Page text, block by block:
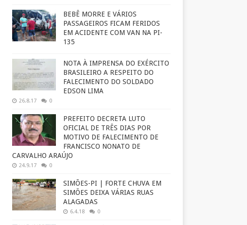
BEBÊ MORRE E VÁRIOS
PASSAGEIROS FICAM FERIDOS
EM ACIDENTE COM VAN NA PI-
135
NOTA À IMPRENSA DO EXÉRCITO
BRASILEIRO A RESPEITO DO
FALECIMENTO DO SOLDADO
EDSON LIMA
26.8.17 0
PREFEITO DECRETA LUTO
OFICIAL DE TRÊS DIAS POR
MOTIVO DE FALECIMENTO DE
FRANCISCO NONATO DE
CARVALHO ARAÚJO
24.9.17 0
SIMÕES-PI | FORTE CHUVA EM
SIMÕES DEIXA VÁRIAS RUAS
ALAGADAS
6.4.18 0